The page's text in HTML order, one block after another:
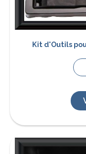
Kit d'Outils